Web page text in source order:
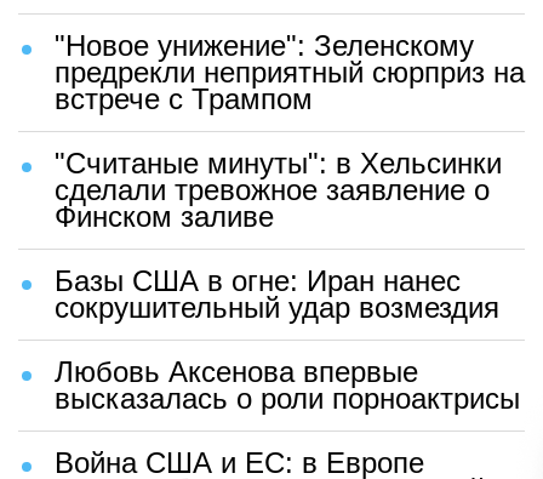
"Новое унижение": Зеленскому
предрекли неприятный сюрприз на
встрече с Трампом
"Считаные минуты": в Хельсинки
сделали тревожное заявление о
Финском заливе
Базы США в огне: Иран нанес
сокрушительный удар возмездия
Любовь Аксенова впервые
высказалась о роли порноактрисы
Война США и ЕС: в Европе